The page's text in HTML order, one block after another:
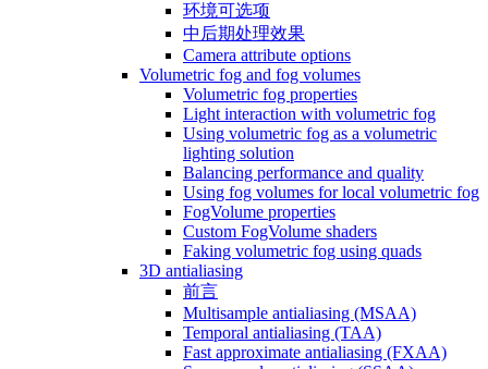
环境可选项
中后期处理效果
Camera attribute options
Volumetric fog and fog volumes
Volumetric fog properties
Light interaction with volumetric fog
Using volumetric fog as a volumetric
lighting solution
Balancing performance and quality
Using fog volumes for local volumetric fog
FogVolume properties
Custom FogVolume shaders
Faking volumetric fog using quads
3D antialiasing
前言
Multisample antialiasing (MSAA)
Temporal antialiasing (TAA)
Fast approximate antialiasing (FXAA)